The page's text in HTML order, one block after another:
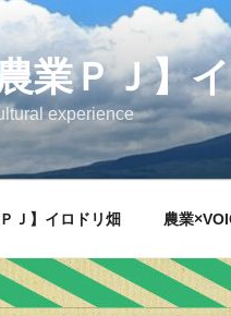
業ＰＪ】
experience
ＰＪ】イロドリ畑 農業